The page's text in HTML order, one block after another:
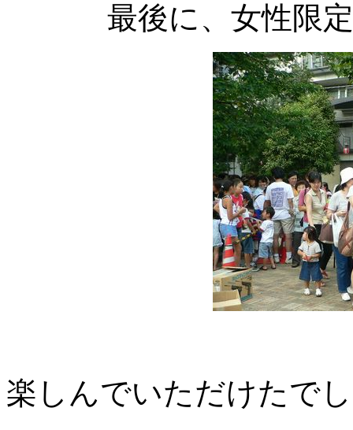
最後に、女性限
楽しんでいただけたで